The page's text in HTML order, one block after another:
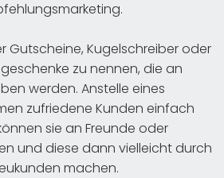
Gutscheine, Kugelschreiber oder
zu nennen, die an
werden. Anstelle eines
zufriedene Kunden einfach
sie an Freunde oder
und diese dann vielleicht durch
machen.